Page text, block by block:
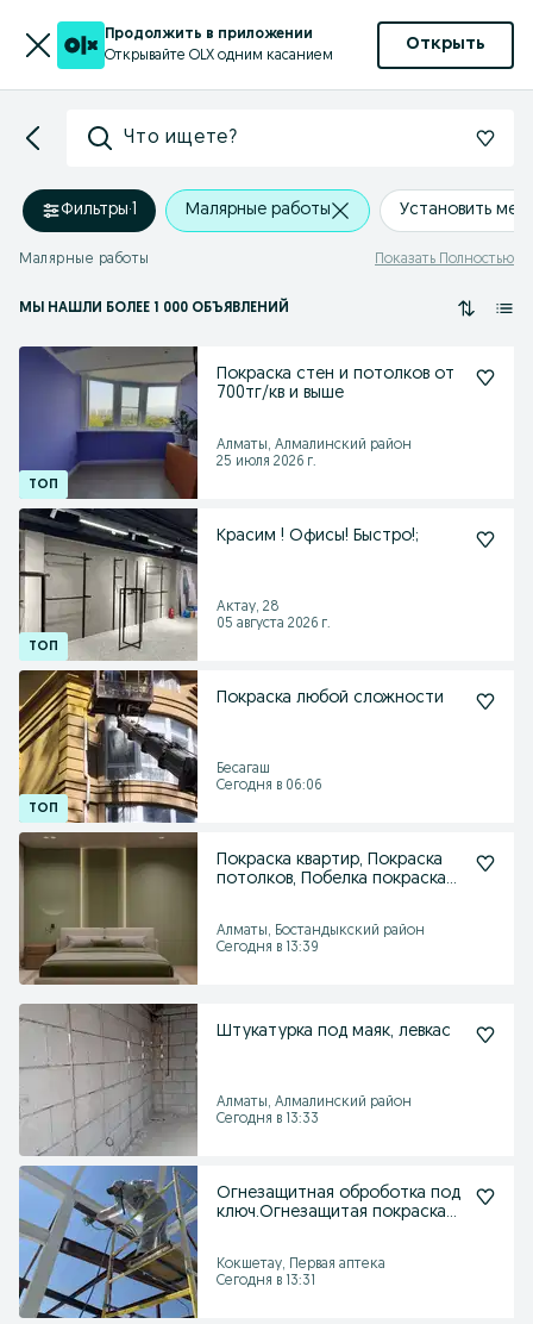
Продолжить в приложении
Открывайте OLX одним касанием
Открыть
Что ищете?
Фильтры·1 Малярные работы Установить
Малярные работы Показать Полностью
МЫ НАШЛИ БОЛЕЕ 1 000 ОБЪЯВЛЕНИЙ
Покраска стен и потолков от
700тг/кв и выше
Алматы, Алмалинский район
25 июля 2026 г.
Красим ! Офисы! Быстро!;
Актау, 28
05 августа 2026 г.
Покраска любой сложности
Бесагаш
Сегодня в 06:06
Покраска квартир, Покраска
потолков, Побелка покраска
Алматы, Бостандыкский район
Сегодня в 13:39
Штукатурка под маяк, левкас
Алматы, Алмалинский район
Сегодня в 13:33
Огнезащитная оброботка под
ключ.Огнезащитая покраска
Кокшетау, Первая аптека
Сегодня в 13:31